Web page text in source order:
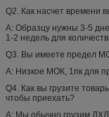
Q2. Как насчет времени
А: Образцу нужны 3-5
1-2 недель для
Q3. Вы имеете предел
А: Низкое МОК, 1пк для
Q4. Как вы грузите
чтобы приехать?
А: Мы обычно грузим